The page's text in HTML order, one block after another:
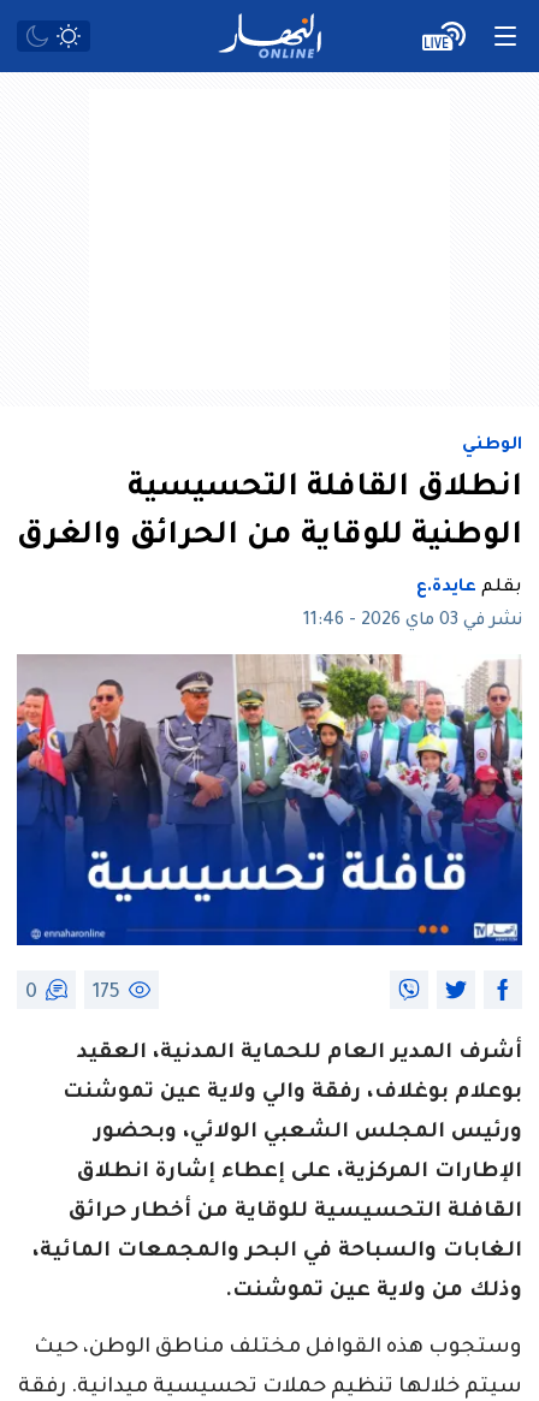
الوطني
انطلاق القافلة التحسيسية
الوطنية للوقاية من الحرائق والغرق
بقلم عايدة.ع
نشر في 03 ماي 2026 - 11:46
175
0
أشرف المدير العام للحماية المدنية، العقيد
بوعلام بوغلاف، رفقة والي ولاية عين تموشنت
ورئيس المجلس الشعبي الولائي، وبحضور
الإطارات المركزية، على إعطاء إشارة انطلاق
القافلة التحسيسية للوقاية من أخطار حرائق
الغابات والسباحة في البحر والمجمعات المائية،
وذلك من ولاية عين تموشنت.
وستجوب هذه القوافل مختلف مناطق الوطن، حيث
سيتم خلالها تنظيم حملات تحسيسية ميدانية. رفقة